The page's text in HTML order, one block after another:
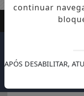
continuar
APÓS DESABILITAR,